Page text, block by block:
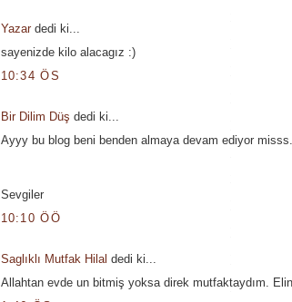
Yazardedi ki...
sayenizde kilo alacagız :)
10:34 ÖS
Bir Dilim Düş dedi ki...
Ayyy bu blog beni benden almaya devam ediyor
Sevgiler
10:10 ÖÖ
Saglıklı Mutfak Hilal dedi ki...
Allahtan evde un bitmiş yoksa direk mutfaktaydım.